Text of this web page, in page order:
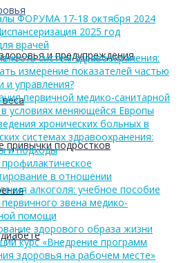
и предупреждения
привычки подростков
ФОРУМА 17-18 октября 2024
2025 год
врачей
систем здравоохранения:
измерение показателей частью
и управления?
первичной медико-санитарной
условиях меняющейся Европы
хронических больных в
системах здравоохранения:
и подходы
в отношении
алкоголя: учебное пособие
звена медико-
помощи
здорового образа жизни
курс «Внедрение программ
здоровья на рабочем месте»